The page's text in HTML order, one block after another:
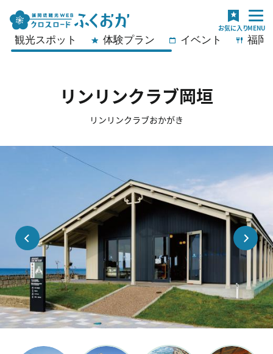
観光スポット 体験プラン イベント 福岡
リンリンクラブ岡垣
リンリンクラブおかがき